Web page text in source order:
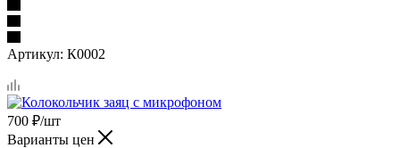
Артикул: К0002
700 ₽/шт
Варианты цен